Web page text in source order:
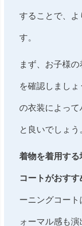
することで、よ
す。
まず、お子様
を確認しまし
の衣装によっ
と良いでしょう
着物を着用す
コートがおすす
ーニングコー
ォーマル感も